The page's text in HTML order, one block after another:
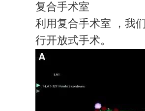
复合手术室
利用复合手术室 ，我
行开放式手术。